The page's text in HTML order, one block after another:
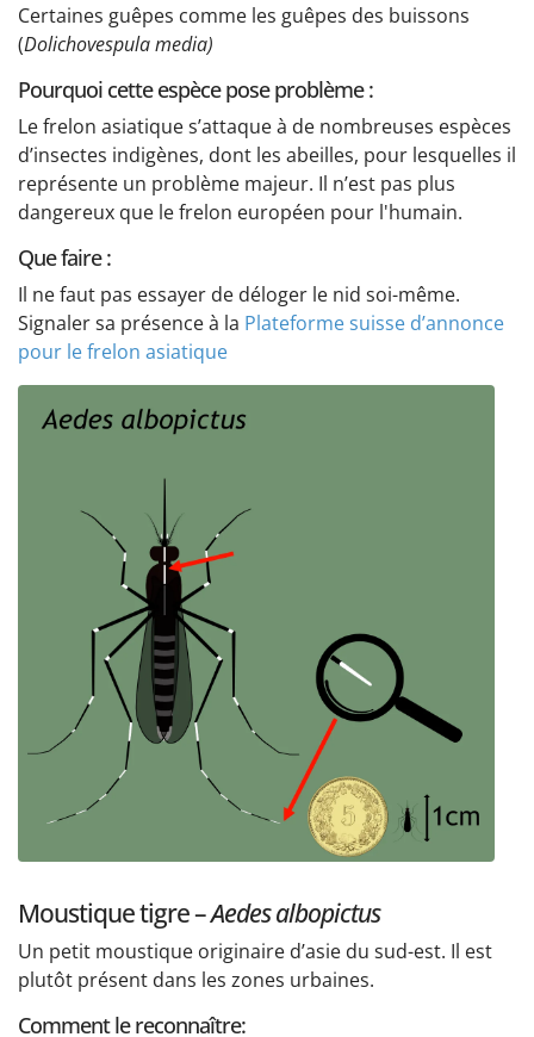
Certaines guêpes comme les guêpes des buissons
(Dolichovespula media)
Pourquoi cette espèce pose problème :
Le frelon asiatique s’attaque à de nombreuses espèces
d’insectes indigènes, dont les abeilles, pour lesquelles il
représente un problème majeur. Il n’est pas plus
dangereux que le frelon européen pour l'humain.
Que faire :
Il ne faut pas essayer de déloger le nid soi-même.
Signaler sa présence à la Plateforme suisse d’annonce
pour le frelon asiatique
Moustique tigre –Aedes albopictus
Un petit moustique originaire d’asie du sud-est. Il est
plutôt présent dans les zones urbaines.
Comment le reconnaître: